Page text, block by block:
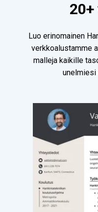
Luo erinomainen
verkkoalustamme
malleja kaikille
unelmiesi